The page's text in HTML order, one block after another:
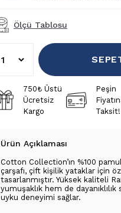
Ölçü Tablosu
750₺ Üstü
Ücretsiz
Kargo
Peşin
Taksit!
Ürün Açıklaması
Cotton Collection’ın %100
çarşafı, çift kişilik yataklar için
tasarlanmıştır. Yüksek kaliteli
yumuşaklık hem de
uyku deneyimi sağlar.